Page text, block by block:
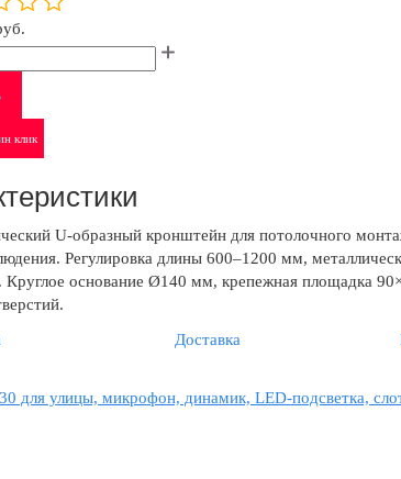
клик
U-образный кронштейн для потолочного
Регулировка длины 600–1200 мм,
Круглое основание Ø140 мм, крепежная площадка
Доставка
для улицы, микрофон, динамик, LED-подсветка,